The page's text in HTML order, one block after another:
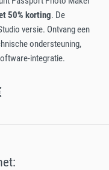
50% korting. De
versie. Ontvang een
ondersteuning,
integratie.